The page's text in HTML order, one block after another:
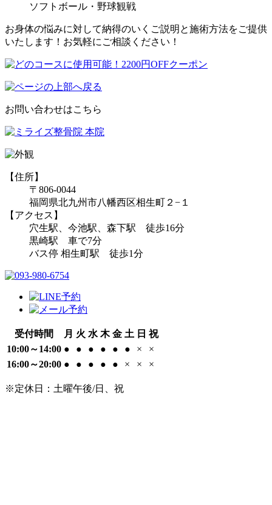
ソフトボール・野球観戦
お身体の悩みに対して納得のいくご説明と施術方法をご提供
いたします！お気軽にご相談ください！
お問い合わせはこちら
【住所】
〒806-0044
福岡県北九州市八幡西区相生町２−１
【アクセス】
穴生駅、今池駅、森下駅 徒歩16分
黒崎駅 車で7分
バス停 相生町駅 徒歩1分
受付時間 月 火 水 木 金 土 日 祝
10:00～14:00 ● ● ● ● ● ● ×
×
16:00～20:00 ● ● ● ● ● × × ×
※定休日：土曜午後/日、祝